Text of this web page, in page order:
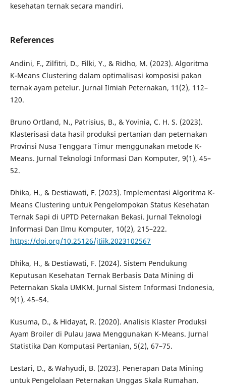
kesehatan ternak secara mandiri.
References
Andini, F., Zilfitri, D., Filki, Y., & Ridho, M. (2023). Algoritma
K-Means Clustering dalam optimalisasi komposisi pakan
ternak ayam petelur. Jurnal Ilmiah Peternakan, 11(2), 112–
120.
Bruno Ortland, N., Patrisius, B., & Yovinia, C. H. S. (2023).
Klasterisasi data hasil produksi pertanian dan peternakan
Provinsi Nusa Tenggara Timur menggunakan metode K-
Means. Jurnal Teknologi Informasi Dan Komputer, 9(1), 45–
52.
Dhika, H., & Destiawati, F. (2023). Implementasi Algoritma K-
Means Clustering untuk Pengelompokan Status Kesehatan
Ternak Sapi di UPTD Peternakan Bekasi. Jurnal Teknologi
Informasi Dan Ilmu Komputer, 10(2), 215–222.
https://doi.org/10.25126/jtiik.2023102567
Dhika, H., & Destiawati, F. (2024). Sistem Pendukung
Keputusan Kesehatan Ternak Berbasis Data Mining di
Peternakan Skala UMKM. Jurnal Sistem Informasi Indonesia,
9(1), 45–54.
Kusuma, D., & Hidayat, R. (2020). Analisis Klaster Produksi
Ayam Broiler di Pulau Jawa Menggunakan K-Means. Jurnal
Statistika Dan Komputasi Pertanian, 5(2), 67–75.
Lestari, D., & Wahyudi, B. (2023). Penerapan Data Mining
untuk Pengelolaan Peternakan Unggas Skala Rumahan.